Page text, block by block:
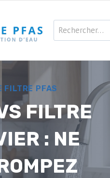
Rechercher :
FILTRE PFAS
FILTRE
: NE